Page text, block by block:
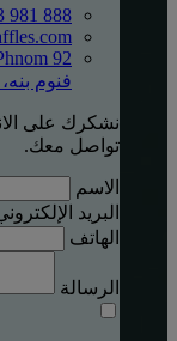
888 981 23 (855)
فنوم
نشكرك على
تواصل معك.
الاسم
البريد
الهاتف
الرسالة